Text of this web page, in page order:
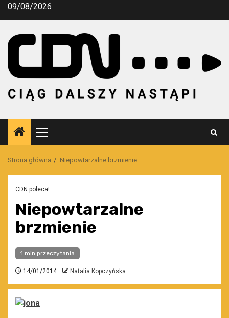
Przejdź
09/08/2026
Menu
główne
Strona główna Niepowtarzalne brzmienie
CDN poleca!
Niepowtarzalne
brzmienie
1 min przeczytania
14/01/2014 Natalia Kopczyńska